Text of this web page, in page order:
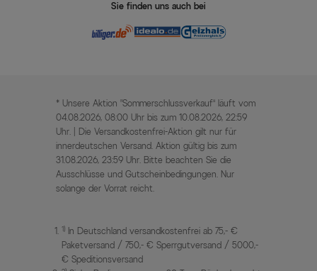
Sie finden uns auch bei
* Unsere Aktion „Sommerschlussverkauf“ läuft vom
04.08.2026, 08:00 Uhr bis zum 10.08.2026, 22:59
Uhr. | Die Versandkostenfrei-Aktion gilt nur für
innerdeutschen Versand. Aktion gültig bis zum
31.08.2026, 23:59 Uhr. Bitte beachten Sie die
Ausschlüsse und Gutscheinbedingungen. Nur
solange der Vorrat reicht.
1) In Deutschland versandkostenfrei ab 75,- €
Paketversand / 750,- € Sperrgutversand / 5000,-
€ Speditionsversand